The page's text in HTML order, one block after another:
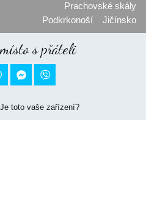
Prachovské skály
Podkrkonoší
Jičínsko
s přáteli
Je toto vaše zařízení?